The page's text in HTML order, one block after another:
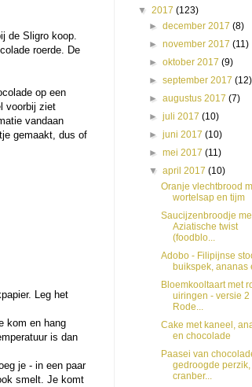
de Sligro koop.
roerde. De
op een
voorbij ziet
vandaan
gemaakt, dus of
Leg het
kom en hang
is dan
je - in een paar
smelt. Je komt
▼ 2017 (123)
►december 2017(8)
►november 2017(11)
►oktober 2017(9)
►september 2017(12)
►augustus 2017(7)
►juli 2017(10)
►juni 2017(10)
►mei 2017(11)
▼april 2017(10)
Oranje vlechtbrood
wortelsap en tijm
Saucijzenbroodje
Aziatische twist
(foodblo...
Adobo - Filipijnse
buikspek, ananas
Bloemkooltaart met
uiringen - versie 2
Rode...
Cake met kaneel,
en chocolade
Paasei van
gedroogde perzik,
cranber...